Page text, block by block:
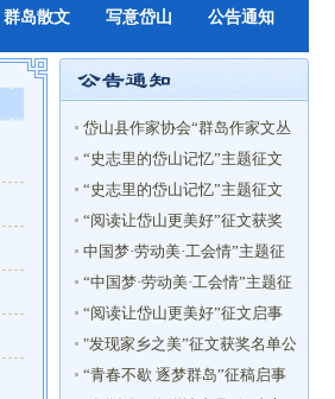
群岛散文 写意岱山 公告通知
岱山县作家协会“群岛作家文丛
（第五辑）”选题申报入选名单
公示
“史志里的岱山记忆”主题征文
获奖名单
“史志里的岱山记忆”主题征文
启事
“阅读让岱山更美好”征文获奖
名单
中国梦·劳动美·工会情”主题征
文获奖名单
“中国梦·劳动美·工会情”主题征
文启事
“阅读让岱山更美好”征文启事
"发现家乡之美”征文获奖名单公
布！
“青春不歇 逐梦群岛”征稿启事